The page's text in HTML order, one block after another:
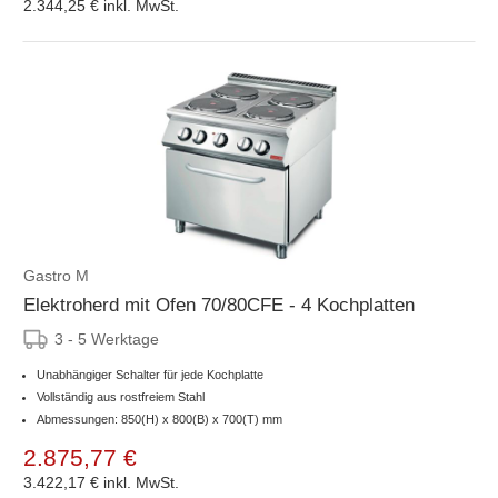
2.344,25 € inkl. MwSt.
Gastro M
Elektroherd mit Ofen 70/80CFE - 4 Kochplatten
3 - 5 Werktage
Unabhängiger Schalter für jede Kochplatte
Vollständig aus rostfreiem Stahl
Abmessungen: 850(H) x 800(B) x 700(T) mm
2.875,77 €
3.422,17 € inkl. MwSt.